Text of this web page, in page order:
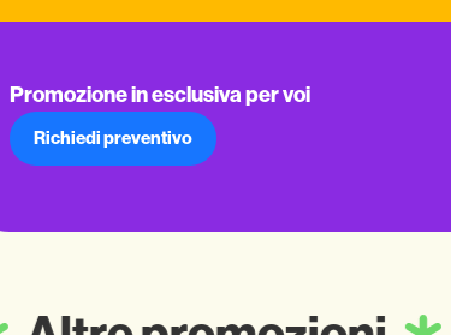
Promozione in esclusiva per voi
Richiedi preventivo